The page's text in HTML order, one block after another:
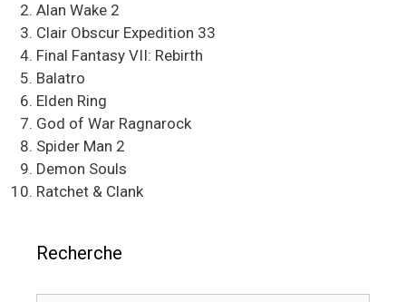
Alan Wake 2
Clair Obscur Expedition 33
Final Fantasy VII: Rebirth
Balatro
Elden Ring
God of War Ragnarock
Spider Man 2
Demon Souls
Ratchet & Clank
Recherche